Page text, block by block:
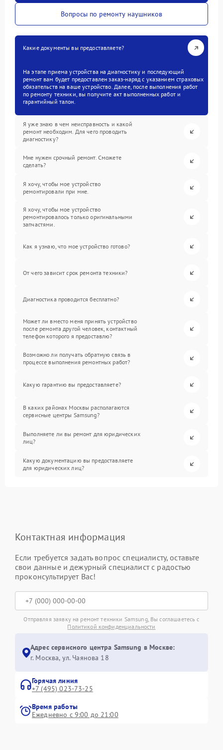
Вопросы по ремонту наушников
Какие документы вы предоставляете?
На этапе приема устройства на диагностику и последующий
ремонт вам будет предоставлен заказ-наряд с указанием страховых
обязательств на ваше устройство. Далее, после выполнения работ
по ремонту техники, вы получите акт выполненных работ и
гарантийный талон.
Я уже знаю в чем неисправность и какой
ремонт необходим. Для чего проводить
диагностику?
Мне нужен срочный ремонт. Сможете
сделать?
Я хочу, чтобы мое устройство
ремонтировали при мне.
Я хочу, чтобы мое устройство
ремонтировалось только оригинальными
запчастями.
Как я узнаю, что мое устройство готово?
От чего зависит срок ремонта техники?
Диагностика проводится бесплатно?
Может ли вместо меня принять устройство
после ремонта другой человек, контактный
телефон которого я предоставлю?
Возможно ли получать обратную связь в
процессе выполнения ремонтных работ?
Какую гарантию вы предоставляете?
В каких районах Москвы располагаются
сервисные центры Samsung?
Выполняете ли вы ремонт для юридических
лиц?
Какую документацию вы предоставляете
для юридических лиц?
Контактная информация
Если требуется задать вопрос специалисту, оставьте
свои данные и дежурный специалист с радостью
проконсультирует Вас!
Отправляя заявку на ремонт техники Samsung, Вы соглашаетесь с
Политикой конфиденциальности
Адрес сервисного центра Samsung в Москве:
г. Москва, ул. Чаянова 18
Горячая линия
+7 (495) 023-73-25
Время работы
Ежедневно с 9:00 до 21:00